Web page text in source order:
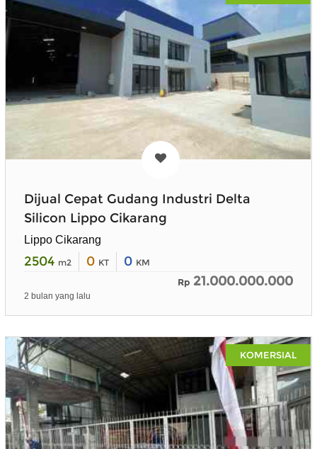
Dijual Cepat Gudang Industri Delta
Silicon Lippo Cikarang
Lippo Cikarang
2504 m2 0 KT 0 KM
Rp 21.000.000.000
2 bulan yang lalu
KOMERSIAL